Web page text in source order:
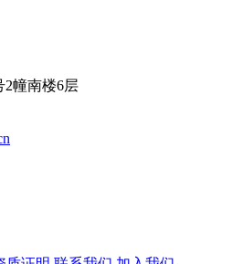
2幢南楼6层